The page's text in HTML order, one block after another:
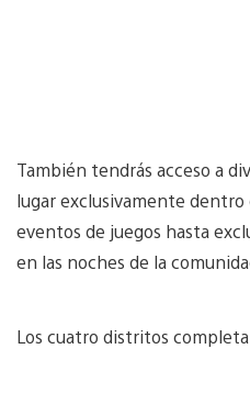
También tendrás acceso a
lugar exclusivamente dentro
eventos de juegos hasta
en las noches de la
Los cuatro distritos